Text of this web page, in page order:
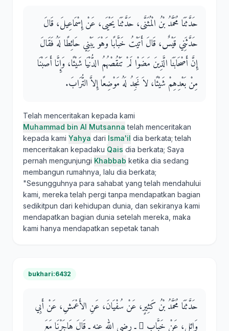
حَدَّثَنَا مُحَمَّدُ بْنُ الْمُثَنَّى، حَدَّثَنَا يَحْيَى، عَنْ إِسْمَاعِيلَ، قَالَ
حَدَّثَنِي قَيْسٌ، قَالَ أَتَيْتُ خَبَّابًا وَهْوَ يَبْنِي حَائِطًا لَهُ فَقَالَ
إِنَّ أَصْحَابَنَا الَّذِينَ مَضَوْا لَمْ تَنْقُصْهُمُ الدُّنْيَا شَيْئًا، وَإِنَّا أَصَبْنَا
مِنْ بَعْدِهِمْ شَيْئًا، لاَ نَجِدُ لَهُ مَوْضِعًا إِلاَّ التُّرَابَ‏.‏
Telah menceritakan kepada kami
Muhammad bin Al Mutsanna telah menceritakan
kepada kami Yahya dari Isma'il dia berkata; telah
menceritakan kepadaku Qais dia berkata; Saya
pernah mengunjungi Khabbab ketika dia sedang
membangun rumahnya, lalu dia berkata;
"Sesungguhnya para sahabat yang telah mendahului
kami, mereka telah pergi tanpa mendapatkan bagian
sedikitpun dari kehidupan dunia, dan sekiranya kami
mendapatkan bagian dunia setelah mereka, maka
kami hanya mendapatkan sepetak tanah
bukhari:6432
حَدَّثَنَا مُحَمَّدُ بْنُ كَثِيرٍ، عَنْ سُفْيَانَ، عَنِ الأَعْمَشِ، عَنْ أَبِي
وَائِلٍ، عَنْ خَبَّاب ٍ ـ رضى الله عنه ـ قَالَ هَاجَرْنَا مَعَ